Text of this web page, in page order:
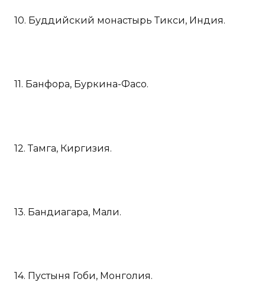
10. Буддийский монастырь Тикси, Индия.
11. Банфора, Буркина-Фасо.
12. Тамга, Киргизия.
13. Бандиагара, Мали.
14. Пустыня Гоби, Монголия.